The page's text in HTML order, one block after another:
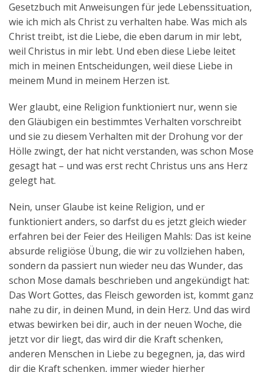
Gesetzbuch mit Anweisungen für jede Lebenssituation,
wie ich mich als Christ zu verhalten habe. Was mich als
Christ treibt, ist die Liebe, die eben darum in mir lebt,
weil Christus in mir lebt. Und eben diese Liebe leitet
mich in meinen Entscheidungen, weil diese Liebe in
meinem Mund in meinem Herzen ist.
Wer glaubt, eine Religion funktioniert nur, wenn sie
den Gläubigen ein bestimmtes Verhalten vorschreibt
und sie zu diesem Verhalten mit der Drohung vor der
Hölle zwingt, der hat nicht verstanden, was schon Mose
gesagt hat – und was erst recht Christus uns ans Herz
gelegt hat.
Nein, unser Glaube ist keine Religion, und er
funktioniert anders, so darfst du es jetzt gleich wieder
erfahren bei der Feier des Heiligen Mahls: Das ist keine
absurde religiöse Übung, die wir zu vollziehen haben,
sondern da passiert nun wieder neu das Wunder, das
schon Mose damals beschrieben und angekündigt hat:
Das Wort Gottes, das Fleisch geworden ist, kommt ganz
nahe zu dir, in deinen Mund, in dein Herz. Und das wird
etwas bewirken bei dir, auch in der neuen Woche, die
jetzt vor dir liegt, das wird dir die Kraft schenken,
anderen Menschen in Liebe zu begegnen, ja, das wird
dir die Kraft schenken, immer wieder hierher